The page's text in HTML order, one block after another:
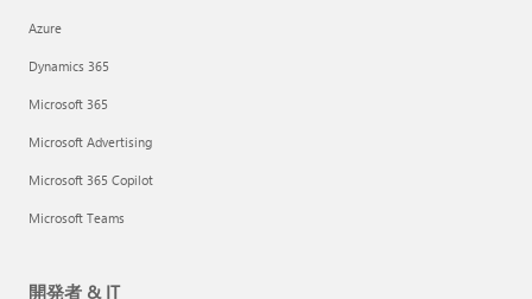
Azure
Dynamics 365
Microsoft 365
Microsoft Advertising
Microsoft 365 Copilot
Microsoft Teams
開発者 & IT